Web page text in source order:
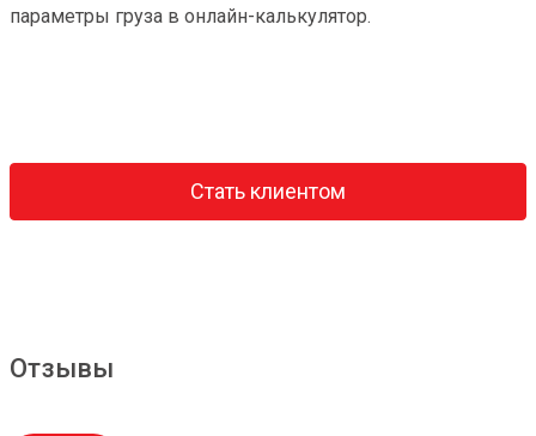
параметры груза в онлайн-калькулятор.
Стать клиентом
Отзывы